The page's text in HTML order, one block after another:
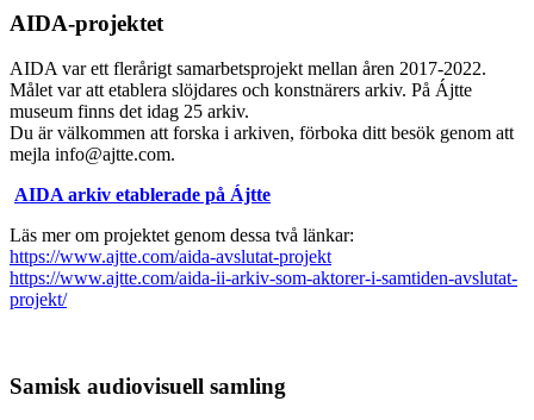
AIDA-projektet
AIDA var ett flerårigt samarbetsprojekt mellan åren 2017-2022.
Målet var att etablera slöjdares och konstnärers arkiv. På Ájtte
museum finns det idag 25 arkiv.
Du är välkommen att forska i arkiven, förboka ditt besök genom att
mejla info@ajtte.com.
AIDA arkiv etablerade på Ájtte
Läs mer om projektet genom dessa två länkar:
https://www.ajtte.com/aida-avslutat-projekt
https://www.ajtte.com/aida-ii-arkiv-som-aktorer-i-samtiden-avslutat-
projekt/
Samisk audiovisuell samling